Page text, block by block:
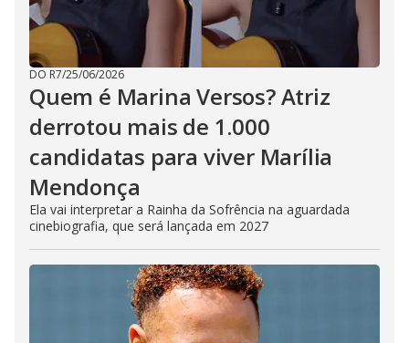
DO R7/25/06/2026
Quem é Marina Versos? Atriz
derrotou mais de 1.000
candidatas para viver Marília
Mendonça
Ela vai interpretar a Rainha da Sofrência na aguardada
cinebiografia, que será lançada em 2027